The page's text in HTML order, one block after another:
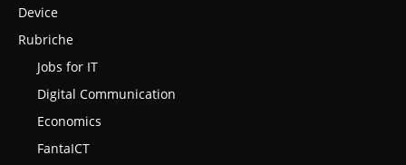
Device
Rubriche
Jobs for IT
Digital Communication
Economics
FantaICT